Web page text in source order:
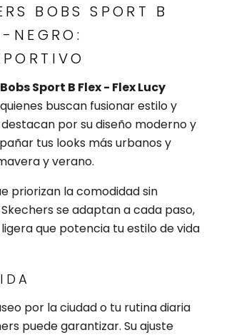
BOBS SPORT B
NEGRO:
Sport B Flex - Flex Lucy
buscan fusionar estilo y
por su diseño moderno y
tus looks más urbanos y
y verano.
priorizan la comodidad sin
se adaptan a cada paso,
que potencia tu estilo de vida
por la ciudad o tu rutina diaria
puede garantizar. Su ajuste